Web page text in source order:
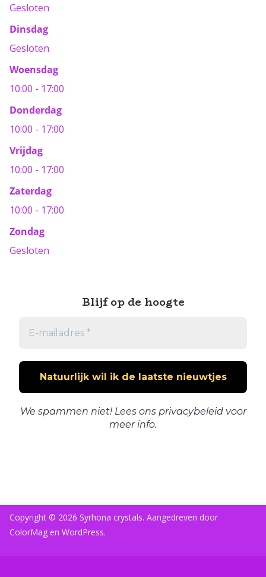
Gesloten
Dinsdag
Gesloten
Woensdag
10:00 - 17:00
Donderdag
10:00 - 17:00
Vrijdag
10:00 - 17:00
Zaterdag
10:00 - 17:00
Zondag
Gesloten
Blijf op de hoogte
We spammen niet! Lees ons privacybeleidvoor
meer info.
Copyright © 2026 Syrhona crystals. Aangedreven door
ColorMag en WordPress.